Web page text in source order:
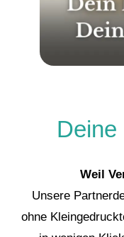
Deine
Weil
Unsere
ohne